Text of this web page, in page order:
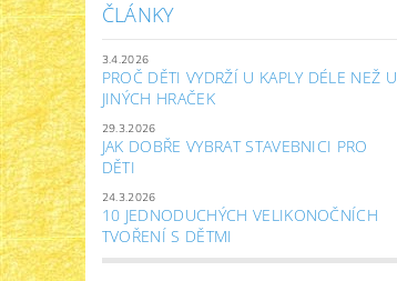
ČLÁNKY
3.4.2026
PROČ DĚTI VYDRŽÍ U KAPLY DÉLE NEŽ U
JINÝCH HRAČEK
29.3.2026
JAK DOBŘE VYBRAT STAVEBNICI PRO
DĚTI
24.3.2026
10 JEDNODUCHÝCH VELIKONOČNÍCH
TVOŘENÍ S DĚTMI